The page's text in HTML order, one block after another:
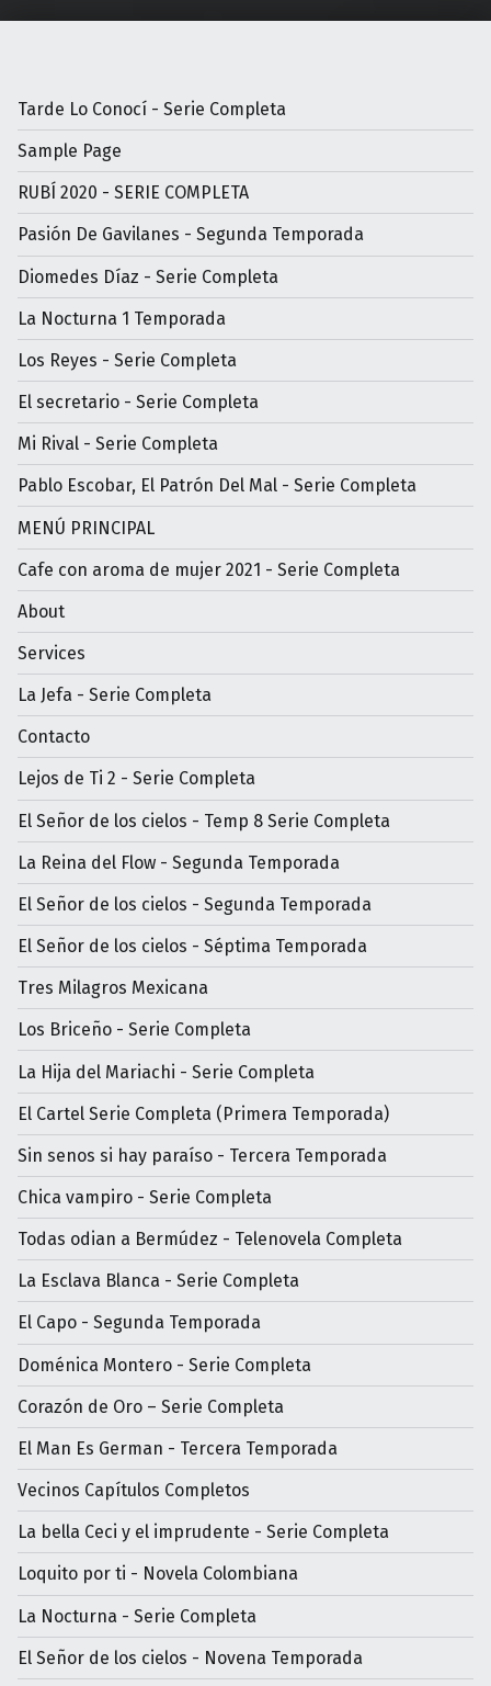
Tarde Lo Conocí - Serie Completa
Sample Page
RUBÍ 2020 - SERIE COMPLETA
Pasión De Gavilanes - Segunda Temporada
Diomedes Díaz - Serie Completa
La Nocturna 1 Temporada
Los Reyes - Serie Completa
El secretario - Serie Completa
Mi Rival - Serie Completa
Pablo Escobar, El Patrón Del Mal - Serie Completa
MENÚ PRINCIPAL
Cafe con aroma de mujer 2021 - Serie Completa
About
Services
La Jefa - Serie Completa
Contacto
Lejos de Ti 2 - Serie Completa
El Señor de los cielos - Temp 8 Serie Completa
La Reina del Flow - Segunda Temporada
El Señor de los cielos - Segunda Temporada
El Señor de los cielos - Séptima Temporada
Tres Milagros Mexicana
Los Briceño - Serie Completa
La Hija del Mariachi - Serie Completa
El Cartel Serie Completa (Primera Temporada)
Sin senos si hay paraíso - Tercera Temporada
Chica vampiro - Serie Completa
Todas odian a Bermúdez - Telenovela Completa
La Esclava Blanca - Serie Completa
El Capo - Segunda Temporada
Doménica Montero - Serie Completa
Corazón de Oro – Serie Completa
El Man Es German - Tercera Temporada
Vecinos Capítulos Completos
La bella Ceci y el imprudente - Serie Completa
Loquito por ti - Novela Colombiana
La Nocturna - Serie Completa
El Señor de los cielos - Novena Temporada